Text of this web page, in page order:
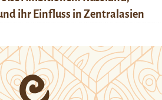
ihr Einfluss in Zentralasien